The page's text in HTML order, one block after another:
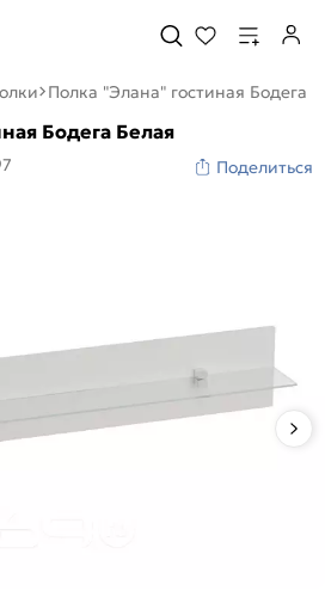
Полка "Элана" гостиная Бодега
Бодега Белая
Поделиться